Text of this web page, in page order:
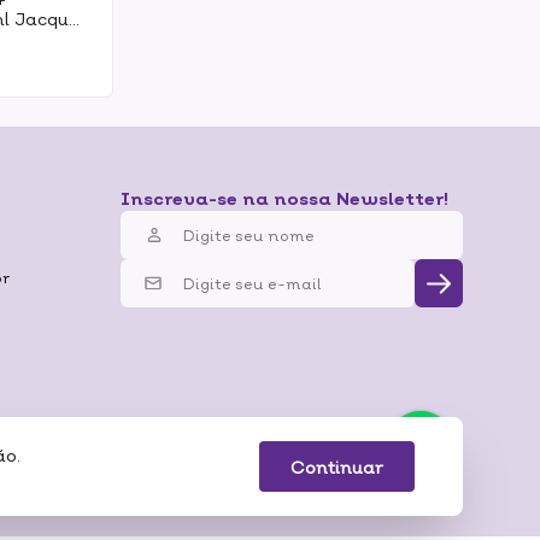
Continuar
Inscreva-se na nossa Newsletter!